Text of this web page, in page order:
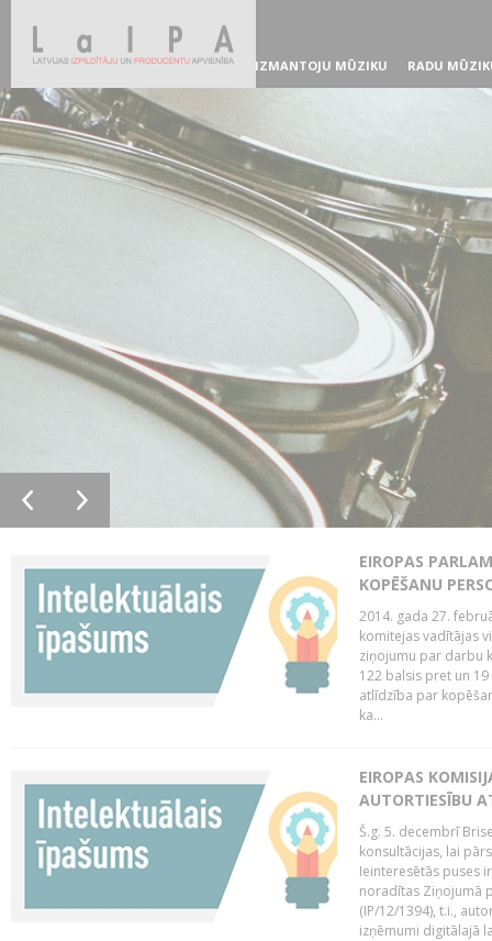
IZMANTOJU MŪZIKU RADU
EIROPAS
KOPĒŠANU
2014. gada 27.
komitejas vadītājas
ziņojumu par darbu
122 balsis pret un
atlīdzība par
ka...
EIROPAS
AUTORTIESĪBU
Š.g. 5. decembrī
konsultācijas, lai
Ieinteresētās puses
noradītas Ziņojumā
(IP/12/1394), t.i.,
izņēmumi digitālajā